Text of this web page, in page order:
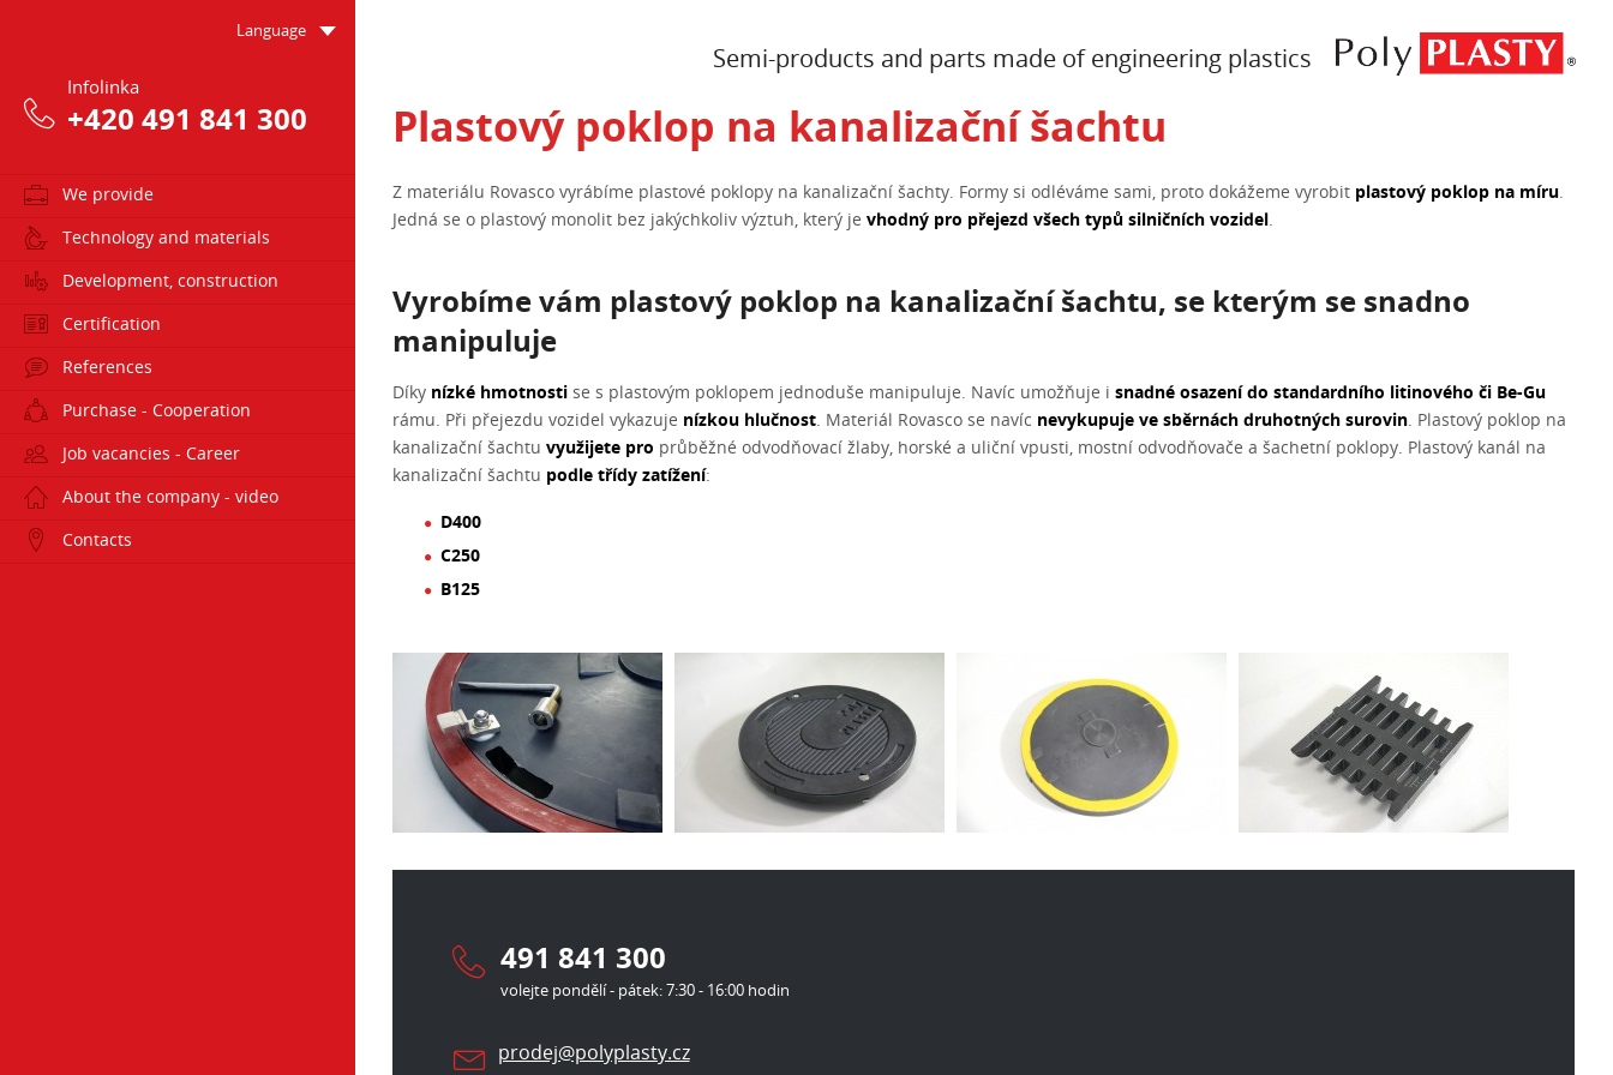
Language
Infolinka
+420 491 841 300
We provide
Technology and materials
Development, construction
Certification
References
Purchase - Cooperation
Job vacancies - Career
About the company - video
Contacts
Semi-products and parts made of engineering plastics
Plastový poklop na kanalizační šachtu
Z materiálu Rovasco vyrábíme plastové poklopy na kanalizační šachty. Formy si odléváme sami, proto dokážeme vyrobit plastový poklop na míru.
Jedná se o plastový monolit bez jakýchkoliv výztuh, který jevhodný pro přejezd všech typů silničních vozidel.
Vyrobíme vám plastový poklop na kanalizační šachtu, se kterým se snadno
manipuluje
Díky nízké hmotnosti se s plastovým poklopem jednoduše manipuluje. Navíc umožňuje isnadné osazení do standardního litinového či Be-Gu
rámu. Při přejezdu vozidel vykazuje nízkou hlučnost. Materiál Rovasco se navíc nevykupuje ve sběrnách druhotných surovin. Plastový poklop na
kanalizační šachtuvyužijete pro průběžné odvodňovací žlaby, horské a uliční vpusti, mostní odvodňovače a šachetní poklopy. Plastový kanál na
kanalizační šachtu podle třídy zatížení:
D400
C250
B125
491 841 300
volejte pondělí - pátek: 7:30 - 16:00 hodin
prodej@polyplasty.cz